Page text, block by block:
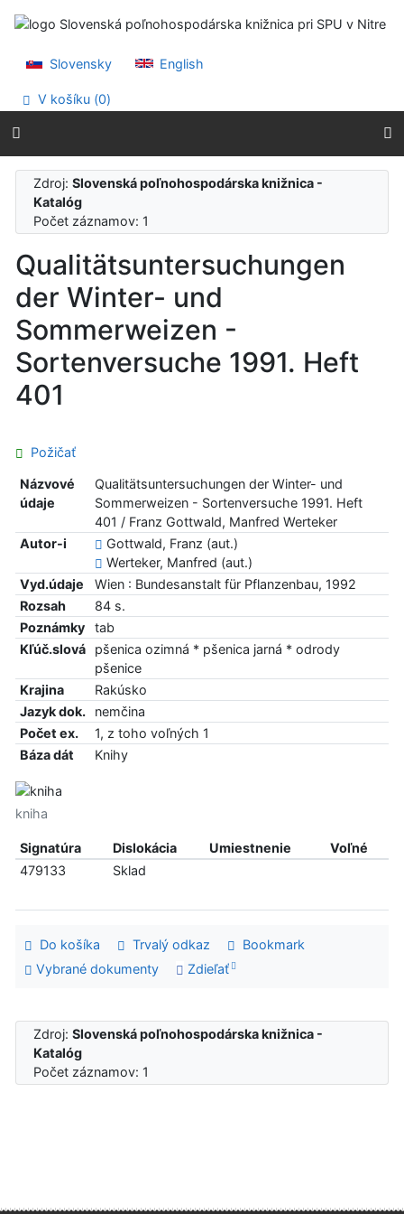
Prejsť na menu
Slovensky
English
V košíku (0)
Zdroj:Slovenská poľnohospodárska knižnica -
Katalóg
Počet záznamov: 1
Qualitätsuntersuchungen
der Winter- und
Sommerweizen -
Sortenversuche 1991. Heft
401
Požičať
Názvové
údaje
Qualitätsuntersuchungen der Winter- und
Sommerweizen - Sortenversuche 1991. Heft
401 / Franz Gottwald, Manfred Werteker
Autor-i
Gottwald, Franz (aut.)
Werteker, Manfred (aut.)
Vyd.údaje
Wien : Bundesanstalt für Pflanzenbau, 1992
Rozsah
84 s.
Poznámky
tab
Kľúč.slová
pšenica ozimná * pšenica jarná * odrody
pšenice
Krajina
Rakúsko
Jazyk dok.
nemčina
Počet ex.
1, z toho voľných 1
Báza dát
Knihy
kniha
Signatúra Dislokácia Umiestnenie
Voľné
479133
Sklad
Do košíka Trvalý odkaz
Bookmark
Vybrané dokumenty
Zdieľať
Zdroj:Slovenská poľnohospodárska knižnica -
Katalóg
Počet záznamov: 1